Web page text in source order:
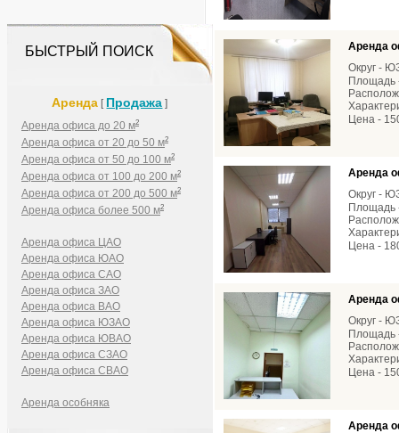
БЫСТРЫЙ ПОИСК
Аренда [ Продажа ]
Аренда офиса до 20 м2
Аренда офиса от 20 до 50 м2
Аренда офиса от 50 до 100 м2
Аренда офиса от 100 до 200 м2
Аренда офиса от 200 до 500 м2
Аренда офиса более 500 м2
Аренда офиса ЦАО
Аренда офиса ЮАО
Аренда офиса САО
Аренда офиса ЗАО
Аренда офиса ВАО
Аренда офиса ЮЗАО
Аренда офиса ЮВАО
Аренда офиса СЗАО
Аренда офиса СВАО
Аренда особняка
Аренда
Округ -
Площадь
Цена -
Аренда
Округ -
Площадь
Цена -
Аренда
Округ -
Площадь
Цена -
Аренда